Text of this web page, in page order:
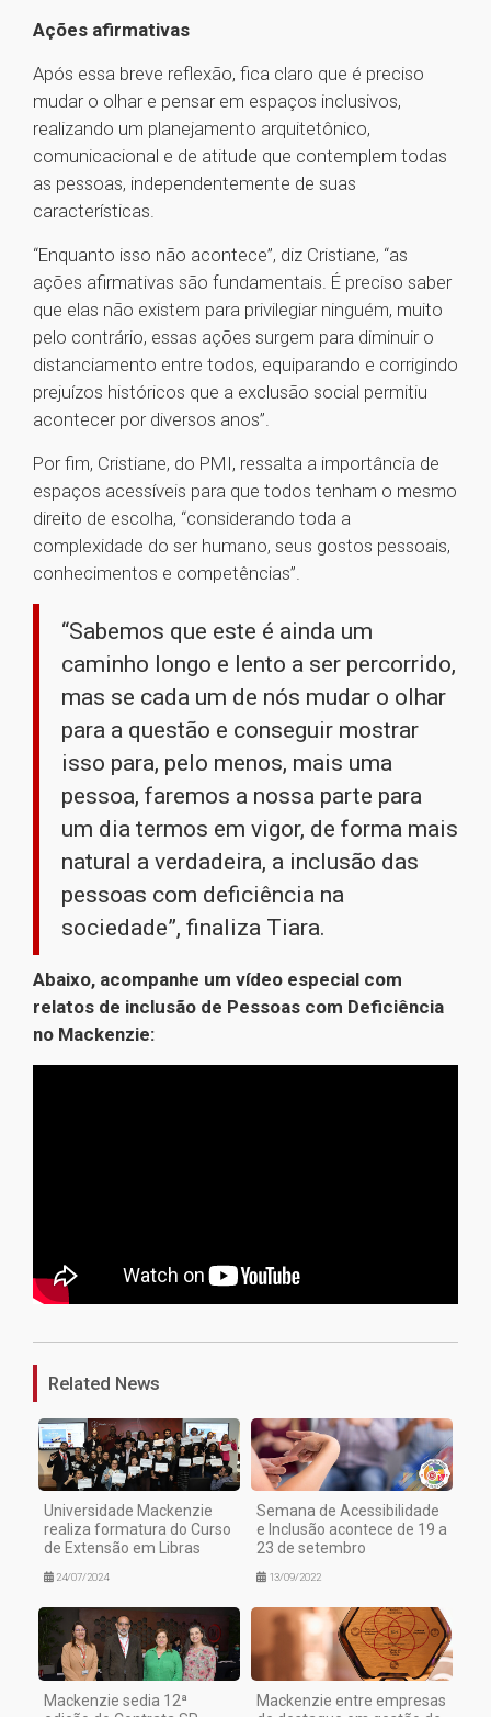
Ações afirmativas
Após essa breve reflexão, fica claro que é preciso
mudar o olhar e pensar em espaços inclusivos,
realizando um planejamento arquitetônico,
comunicacional e de atitude que contemplem todas
as pessoas, independentemente de suas
características.
“Enquanto isso não acontece”, diz Cristiane, “as
ações afirmativas são fundamentais. É preciso saber
que elas não existem para privilegiar ninguém, muito
pelo contrário, essas ações surgem para diminuir o
distanciamento entre todos, equiparando e corrigindo
prejuízos históricos que a exclusão social permitiu
acontecer por diversos anos”.
Por fim, Cristiane, do PMI, ressalta a importância de
espaços acessíveis para que todos tenham o mesmo
direito de escolha, “considerando toda a
complexidade do ser humano, seus gostos pessoais,
conhecimentos e competências”.
“Sabemos que este é ainda um
caminho longo e lento a ser percorrido,
mas se cada um de nós mudar o olhar
para a questão e conseguir mostrar
isso para, pelo menos, mais uma
pessoa, faremos a nossa parte para
um dia termos em vigor, de forma mais
natural a verdadeira, a inclusão das
pessoas com deficiência na
sociedade”, finaliza Tiara.
Abaixo, acompanhe um vídeo especial com
relatos de inclusão de Pessoas com Deficiência
no Mackenzie:
1
Related News
Universidade Mackenzie
realiza formatura do Curso
de Extensão em Libras
24/07/2024
Semana de Acessibilidade
e Inclusão acontece de 19 a
23 de setembro
13/09/2022
Mackenzie sedia 12ª
Mackenzie entre empresas